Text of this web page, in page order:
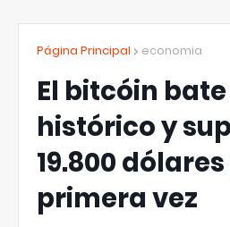
Página Principal economia
El bitcóin
histórico y
19.800
primera vez